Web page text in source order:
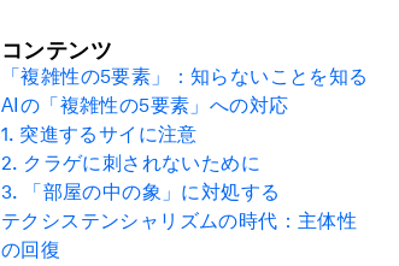
コンテンツ
「複雑性の5要素」：知らないことを知る
AIの「複雑性の5要素」への対応
1. 突進するサイに注意
2. クラゲに刺されないために
3.
「部屋の中の象」に対処する
テクシステンシャリズムの時代：主体性
の回復